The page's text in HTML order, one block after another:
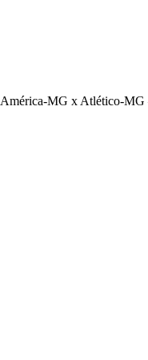
América-MG x Atlético-MG